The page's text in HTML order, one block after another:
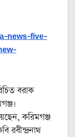
news-five-
বরাক
করিমগঞ্জ
রবীন্দ্রনাথ